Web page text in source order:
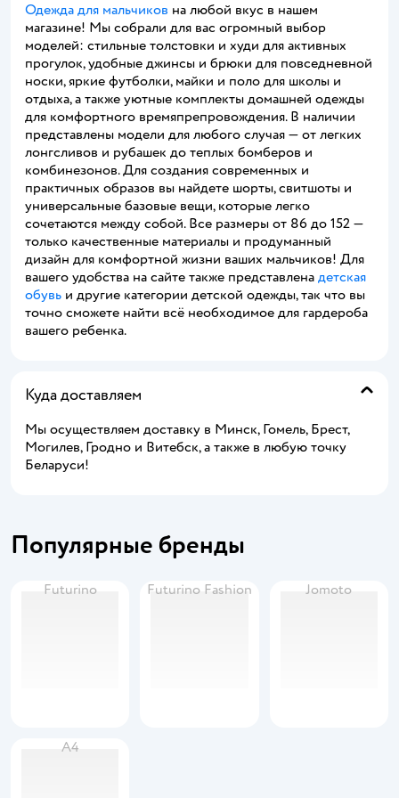
Одежда для мальчиков на любой вкус в нашем
магазине! Мы собрали для вас огромный выбор
моделей: стильные толстовки и худи для активных
прогулок, удобные джинсы и брюки для повседневной
носки, яркие футболки, майки и поло для школы и
отдыха, а также уютные комплекты домашней одежды
для комфортного времяпрепровождения. В наличии
представлены модели для любого случая — от легких
лонгсливов и рубашек до теплых бомберов и
комбинезонов. Для создания современных и
практичных образов вы найдете шорты, свитшоты и
универсальные базовые вещи, которые легко
сочетаются между собой. Все размеры от 86 до 152 —
только качественные материалы и продуманный
дизайн для комфортной жизни ваших мальчиков! Для
вашего удобства на сайте также представлена детская
обувь и другие категории детской одежды, так что вы
точно сможете найти всё необходимое для гардероба
вашего ребенка.
Куда доставляем
Мы осуществляем доставку в Минск, Гомель, Брест,
Могилев, Гродно и Витебск, а также в любую точку
Беларуси!
Популярные бренды
Futurino Futurino Fashion Jomoto
А4